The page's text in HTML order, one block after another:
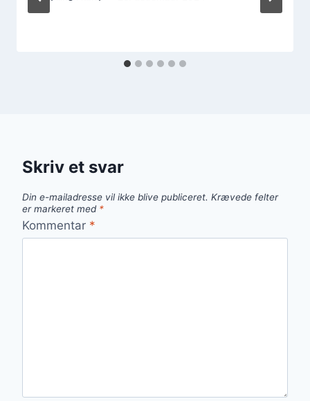
Skriv et svar
Din e-mailadresse vil ikke blive publiceret. Krævede felter
er markeret med *
Kommentar *